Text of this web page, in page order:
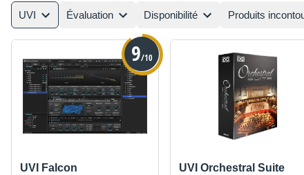
UVI Évaluation Disponibilité Produits
9/10
UVI Falcon UVI Orchestral Suite